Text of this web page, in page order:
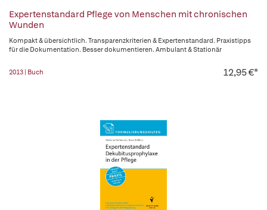
Expertenstandard Pflege von Menschen mit chronischen
Wunden
Kompakt & übersichtlich. Transparenzkriterien & Expertenstandard. Praxistipps
für die Dokumentation. Besser dokumentieren. Ambulant & Stationär
2013 | Buch 12,95 €*